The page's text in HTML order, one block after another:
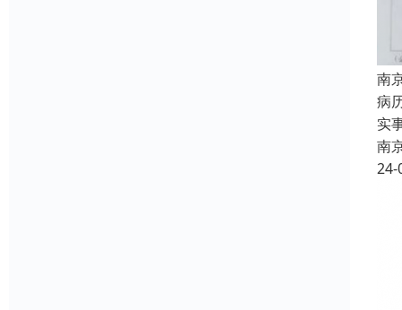
南
病
实
南
24-